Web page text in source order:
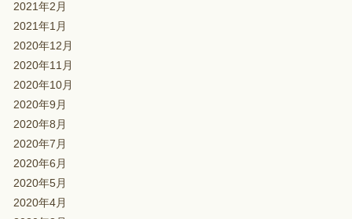
2021年2月
2021年1月
2020年12月
2020年11月
2020年10月
2020年9月
2020年8月
2020年7月
2020年6月
2020年5月
2020年4月